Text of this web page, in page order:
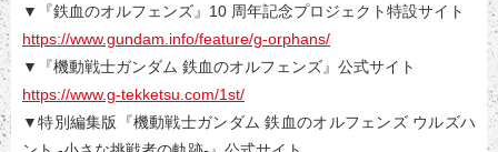
▼『鉄血のオルフェンズ』10 周年記念プロジェクト特設サイト
https://www.gundam.info/feature/g-orphans/
▼『機動戦士ガンダム 鉄血のオルフェンズ』公式サイト
https://www.g-tekketsu.com/1st/
▼特別編集版『機動戦士ガンダム 鉄血のオルフェンズ ウルズハ